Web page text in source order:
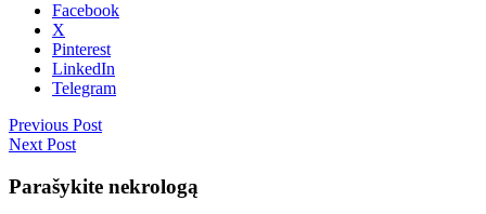
Facebook
X
Pinterest
LinkedIn
Telegram
Previous Post
Next Post
Parašykite nekrologą